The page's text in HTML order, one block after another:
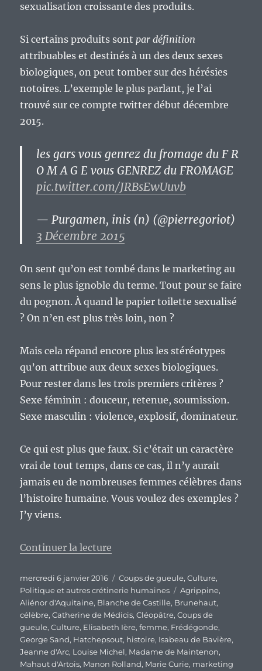
sexualisation croissante des produits.
Si certains produits sontpar définition
attribuables et destinés à un des deux sexes
biologiques, on peut tomber sur des hérésies
notoires. L’exemple le plus parlant, je l’ai
trouvé sur ce compte twitter début décembre
2015.
les gars vous genrez du fromage du F R
O M A G E vous GENREZ du FROMAGE
pic.twitter.com/JRBsEwUuvb
— Purgamen, inis (n) (@pierregoriot)
3 Décembre 2015
On sent qu’on est tombé dans le marketing au
sens le plus ignoble du terme. Tout pour se faire
du pognon. À quand le papier toilette sexualisé
? On n’en est plus très loin, non ?
Mais cela répand encore plus les stéréotypes
qu’on attribue aux deux sexes biologiques.
Pour rester dans les trois premiers critères ?
Sexe féminin : douceur, retenue, soumission.
Sexe masculin : violence, explosif, dominateur.
Ce qui est plus que faux. Si c’était un caractère
vrai de tout temps, dans ce cas, il n’y aurait
jamais eu de nombreuses femmes célèbres dans
l’histoire humaine. Vous voulez des exemples ?
J’y viens.
Continuer la lecture
Publié
le
mercredi 6 janvier 2016 Catégories
Coups de gueule,Culture,
Politique et autres crétinerie humaines
Étiquettes
Agrippine,
Aliénor d'Aquitaine, Blanche de Castille, Brunehaut,
célèbre,Catherine de Médicis,Cléopâtre,Coups de
gueule,Culture, Elisabeth Ière,femme, Frédégonde,
George Sand, Hatchepsout, histoire, Isabeau de Bavière,
Jeanne d'Arc, Louise Michel, Madame de Maintenon,
Mahaut d'Artois, Manon Rolland, Marie Curie, marketing